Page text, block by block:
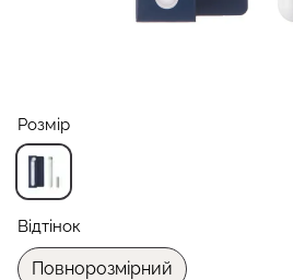
Розмір
Відтінок
Повнорозмірний